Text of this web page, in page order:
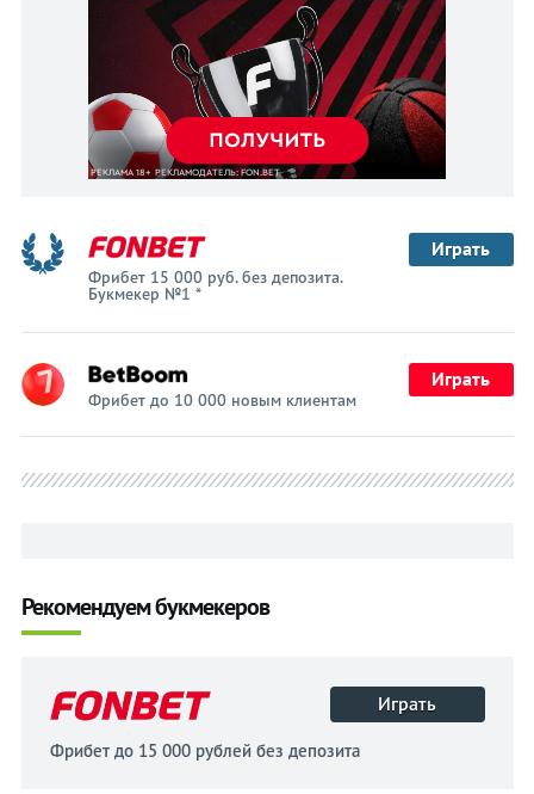
Фрибет 15 000 руб. без депозита.
Букмекер №1 *
Играть
Фрибет до 10 000 новым клиентам
Играть
Рекомендуем букмекеров
Играть
Фрибет до 15 000 рублей без депозита